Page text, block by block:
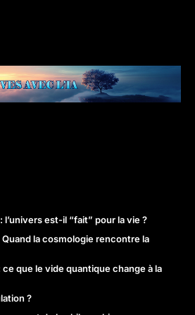
est-il “fait” pour la vie ?
Quand la cosmologie rencontre la
ce que le vide quantique change à la
?